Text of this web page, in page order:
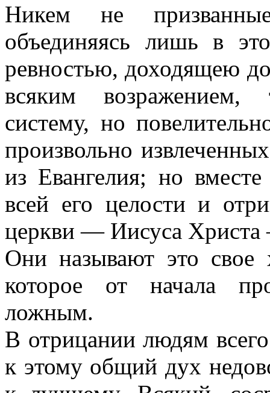
Никем не
объединяясь лишь в
ревностью, доходящею
всяким возражением,
систему, но
произвольно
из Евангелия; но
всей его целости и
церкви — Иисуса Христа
Они называют это свое
которое от начала
ложным.
В отрицании людям
к этому общий дух